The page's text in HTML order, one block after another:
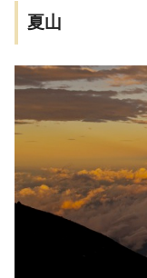
夏山